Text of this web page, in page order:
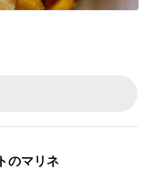
のマリネ